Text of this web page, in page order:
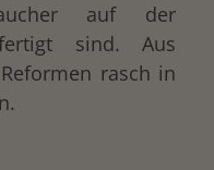
auf der
sind. Aus
rasch in